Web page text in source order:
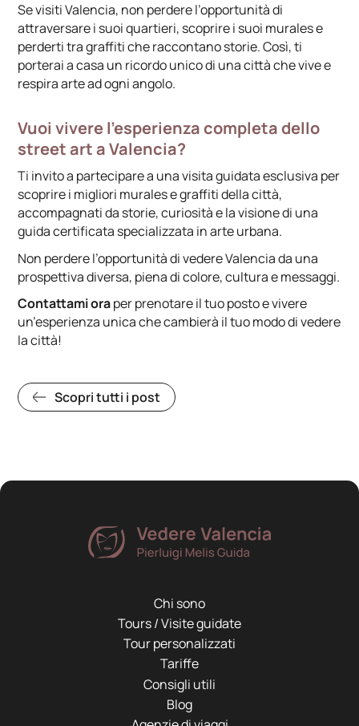
Se visiti Valencia, non perdere l’opportunità di
attraversare i suoi quartieri, scoprire i suoi murales e
perderti tra graffiti che raccontano storie. Così, ti
porterai a casa un ricordo unico di una città che vive e
respira arte ad ogni angolo.
Vuoi vivere l’esperienza completa dello
street art a Valencia?
Ti invito a partecipare a una visita guidata esclusiva per
scoprire i migliori murales e graffiti della città,
accompagnati da storie, curiosità e la visione di una
guida certificata specializzata in arte urbana.
Non perdere l’opportunità di vedere Valencia da una
prospettiva diversa, piena di colore, cultura e messaggi.
Contattami oraper prenotare il tuo posto e vivere
un’esperienza unica che cambierà il tuo modo di vedere
la città!
Scopri tutti i post
Chi sono
Tours / Visite guidate
Tour personalizzati
Tariffe
Consigli utili
Blog